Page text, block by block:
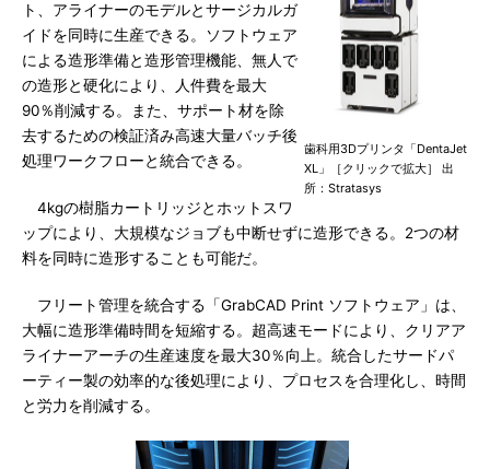
歯科用3Dプリンタ「DentaJet
XL」［クリックで拡大］ 出
所：Stratasys
ト、アライナーのモデルとサージカルガ
イドを同時に生産できる。ソフトウェア
による造形準備と造形管理機能、無人で
の造形と硬化により、人件費を最大
90％削減する。また、サポート材を除
去するための検証済み高速大量バッチ後
処理ワークフローと統合できる。
4kgの樹脂カートリッジとホットスワ
ップにより、大規模なジョブも中断せずに造形できる。2つの材
料を同時に造形することも可能だ。
フリート管理を統合する「GrabCAD Print ソフトウェア」は、
大幅に造形準備時間を短縮する。超高速モードにより、クリアア
ライナーアーチの生産速度を最大30％向上。統合したサードパ
ーティー製の効率的な後処理により、プロセスを合理化し、時間
と労力を削減する。